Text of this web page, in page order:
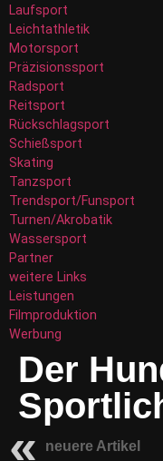
Laufsport
Leichtathletik
Motorsport
Präzisionssport
Radsport
Reitsport
Rückschlagsport
Schießsport
Skating
Tanzsport
Trendsport/Funsport
Turnen/Akrobatik
Wassersport
Partner
weitere Links
Leistungen
Filmproduktion
Werbung
Der
neuere Artikel